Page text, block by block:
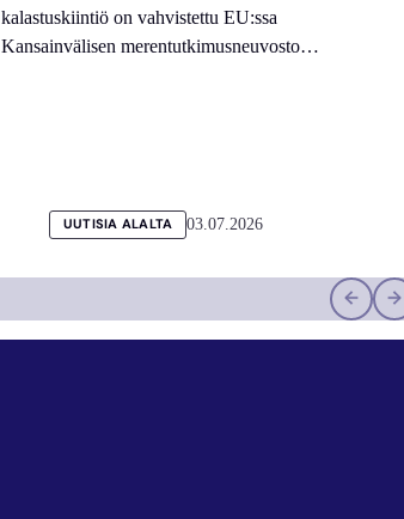
kalastuskiintiö on vahvistettu EU:ssa
Kansainvälisen merentutkimusneuvosto…
UUTISIA ALALTA 03.07.2026